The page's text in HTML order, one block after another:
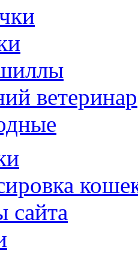
ветеринар
сайта